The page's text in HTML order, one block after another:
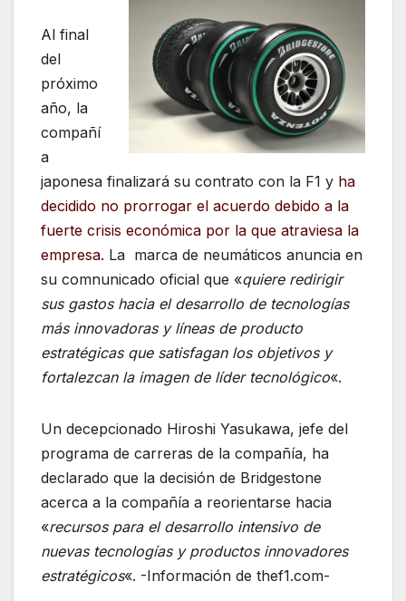
Al final
del
próximo
año, la
compañí
a
japonesa finalizará su contrato con la F1 y ha
decidido no prorrogar el acuerdo debido a la
fuerte crisis económica por la que atraviesa la
empresa. La marca de neumáticos anuncia en
su comnunicado oficial que «quiere redirigir
sus gastos hacia el desarrollo de tecnologías
más innovadoras y líneas de producto
estratégicas que satisfagan los objetivos y
fortalezcan la imagen de líder tecnológico«.
Un decepcionado Hiroshi Yasukawa, jefe del
programa de carreras de la compañía, ha
declarado que la decisión de Bridgestone
acerca a la compañía a reorientarse hacia
«recursos para el desarrollo intensivo de
nuevas tecnologías y productos innovadores
estratégicos«. -Información de thef1.com-